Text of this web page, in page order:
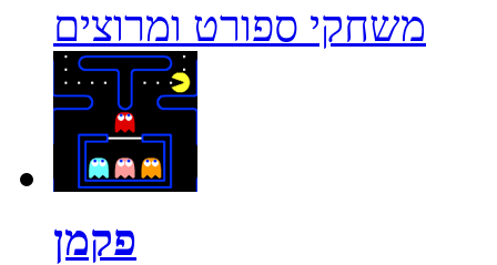
משחקי ספורט ומרוצים
פקמן